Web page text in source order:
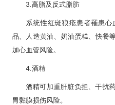
3.高脂及反式脂肪
系统性红斑狼疮患者罹患心
品、人造黄油、奶油蛋糕、快餐
加心血管风险。
4.酒精
酒精可加重肝脏负担、干扰
胃黏膜损伤风险。